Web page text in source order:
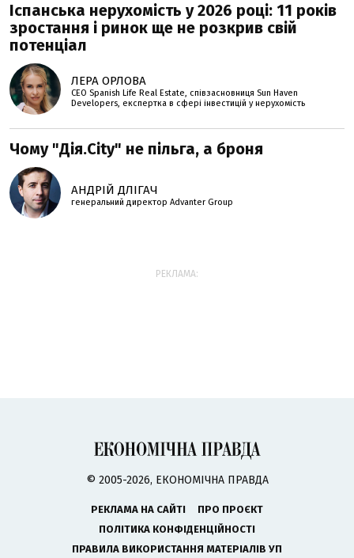
Іспанська нерухомість у 2026 році: 11 років
зростання і ринок ще не розкрив свій
потенціал
ЛЕРА ОРЛОВА
CEO Spanish Life Real Estate, співзасновниця Sun Haven
Developers, експертка в сфері інвестицій у нерухомість
Чому "Дія.City" не пільга, а броня
АНДРІЙ ДЛІГАЧ
генеральний директор Advanter Group
РЕКЛАМА:
© 2005-2026, ЕКОНОМІЧНА ПРАВДА
РЕКЛАМА НА САЙТІ
ПРО ПРОЄКТ
ПОЛІТИКА КОНФІДЕНЦІЙНОСТІ
ПРАВИЛА ВИКОРИСТАННЯ МАТЕРІАЛІВ УП